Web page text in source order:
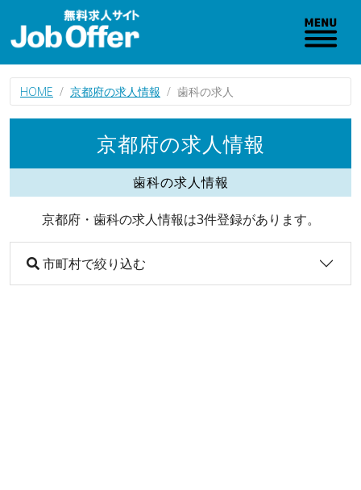
HOME 京都府の求人情報 歯科の求人
京都府の求人情報
歯科の求人情報
京都府・歯科の求人情報は3件登録があります。
市町村で絞り込む